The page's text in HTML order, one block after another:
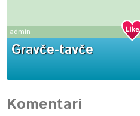
admin
Gravče-tavče
Komentari